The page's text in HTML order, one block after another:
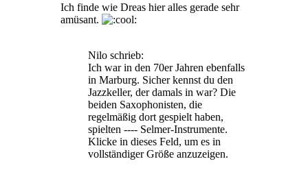
Ich finde wie Dreas hier alles gerade sehr
amüsant.
Nilo schrieb:
Ich war in den 70er Jahren ebenfalls
in Marburg. Sicher kennst du den
Jazzkeller, der damals in war? Die
beiden Saxophonisten, die
regelmäßig dort gespielt haben,
spielten ---- Selmer-Instrumente.
Klicke in dieses Feld, um es in
vollständiger Größe anzuzeigen.